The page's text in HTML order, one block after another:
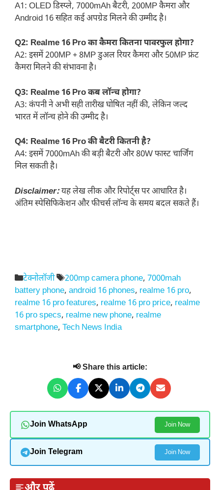
A1: OLED डिस्प्ले, 7000mAh बैटरी, 200MP कैमरा और
Android 16 सहित कई अपग्रेड मिलने की उम्मीद है।
Q2: Realme 16 Pro का कैमरा कितना पावरफुल होगा?
A2: इसमें 200MP + 8MP डुअल रियर कैमरा और 50MP फ्रंट
कैमरा मिलने की संभावना है।
Q3: Realme 16 Pro कब लॉन्च होगा?
A3: कंपनी ने अभी सही तारीख घोषित नहीं की, लेकिन जल्द
भारत में लॉन्च होने की उम्मीद है।
Q4: Realme 16 Pro की बैटरी कितनी है?
A4: इसमें 7000mAh की बड़ी बैटरी और 80W फास्ट चार्जिंग
मिल सकती है।
Disclaimer:यह लेख लीक और रिपोर्ट्स पर आधारित है।
अंतिम स्पेसिफिकेशन और फीचर्स लॉन्च के समय बदल सकते हैं।
Categories
टेक्नोलॉजी Tags
200mp camera phone, 7000mah
battery phone, android 16 phones, realme 16 pro,
realme 16 pro features, realme 16 pro price, realme
16 pro specs, realme new phone, realme
smartphone, Tech News India
📢 Share this article:
Join WhatsApp Join Now
Join Telegram Join Now